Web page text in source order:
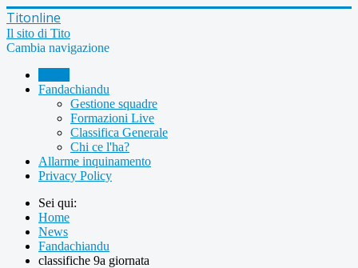
Titonline
Il sito di Tito
Cambia navigazione
Fandachiandu
Gestione squadre
Formazioni Live
Classifica Generale
Chi ce l'ha?
Allarme inquinamento
Privacy Policy
Sei qui:
Home
News
Fandachiandu
classifiche 9a giornata